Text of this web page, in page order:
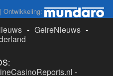
Ontwikkeling:
- GelreNieuws -
-